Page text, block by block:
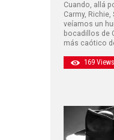
Cuando, allá
Carmy,
veíamos un
bocadillos de
más caótico
169 Views